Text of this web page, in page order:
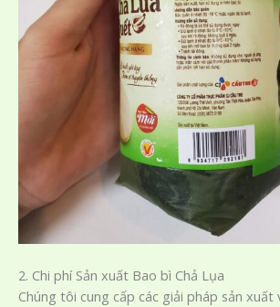
2. Chi phí Sản xuất Bao bì Chả Lụa
Chúng tôi cung cấp các giải pháp sản xuất